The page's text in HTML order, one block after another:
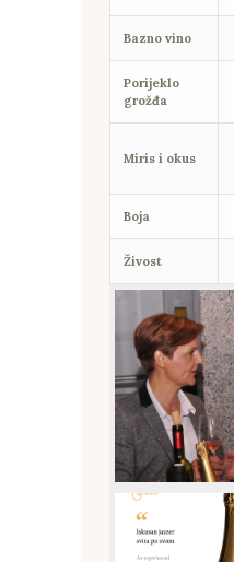
Bazno vino
Porijeklo
grožđa
Miris i okus
Boja
Živost